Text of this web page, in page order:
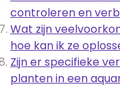
controleren en
Wat zijn
hoe kan ik ze
Zijn er specifieke
planten in een